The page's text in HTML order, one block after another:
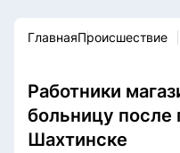
Новости столицы
Спорт
Разное
Видео
Послание
ГлавнаяПроисшествие
Работники
больницу после
Шахтинске